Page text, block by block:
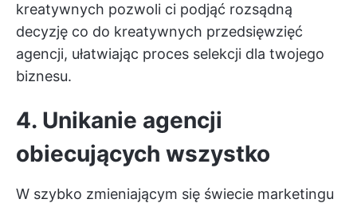
kreatywnych pozwoli ci podjąć rozsądną
decyzję co do kreatywnych przedsięwzięć
agencji, ułatwiając proces selekcji dla twojego
biznesu.
4. Unikanie agencji
obiecujących wszystko
W szybko zmieniającym się świecie marketingu